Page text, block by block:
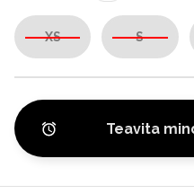
XS S
Teavita